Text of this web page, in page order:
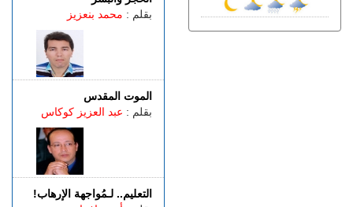
بقلم : محمد بنعزيز
الموت المقدس
بقلم : عبد العزيز كوكاس
التعليم.. لـمُواجهة الإرهاب!
طنجة.. العثور على جثة أربعيني